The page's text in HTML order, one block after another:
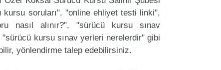
soruları", "online ehliyet testi linki",
nasıl alınır?", "sürücü kursu sınav
kursu sınav yerleri nerelerdir" gibi
yönlendirme talep edebilirsiniz.